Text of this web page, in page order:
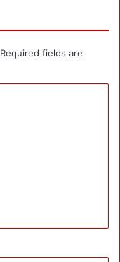
Required fields are